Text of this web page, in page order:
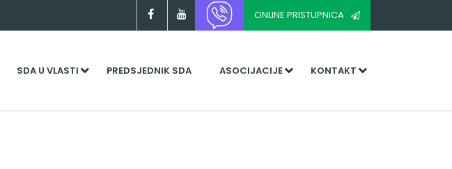
ONLINE PRISTUPNICA
SDA U VLASTI PREDSJEDNIK SDA ASOCIJACIJE KONTAKT